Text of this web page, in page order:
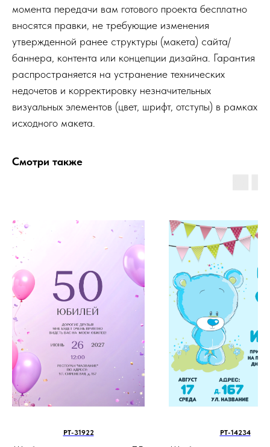
момента передачи вам готового проекта бесплатно
вносятся правки, не требующие изменения
утвержденной ранее структуры (макета) сайта/
баннера, контента или концепции дизайна. Гарантия
распространяется на устранение технических
недочетов и корректировку незначительных
визуальных элементов (цвет, шрифт, отступы) в рамках
исходного макета.
Смотри также
PT-31922 PT-14234